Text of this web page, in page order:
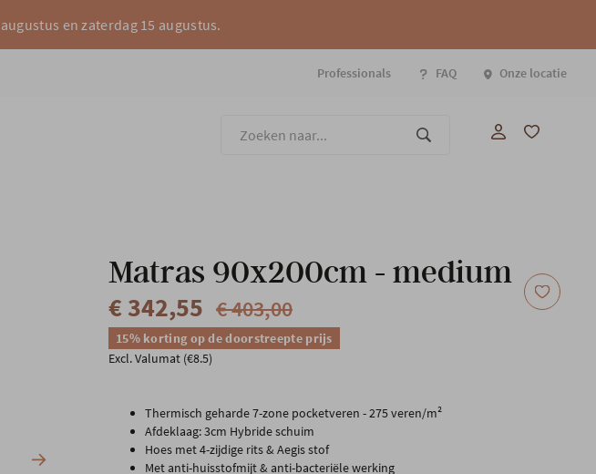
en zaterdag 15 augustus.
Professionals FAQ Onze locatie
Matras 90x200cm - medium
€ 342,55 € 403,00
15% korting op de doorstreepte prijs
Excl. Valumat (€8.5)
Thermisch geharde 7-zone pocketveren - 275 veren/m²
Afdeklaag: 3cm Hybride schuim
Hoes met 4-zijdige rits & Aegis stof
Met anti-huisstofmijt & anti-bacteriële werking